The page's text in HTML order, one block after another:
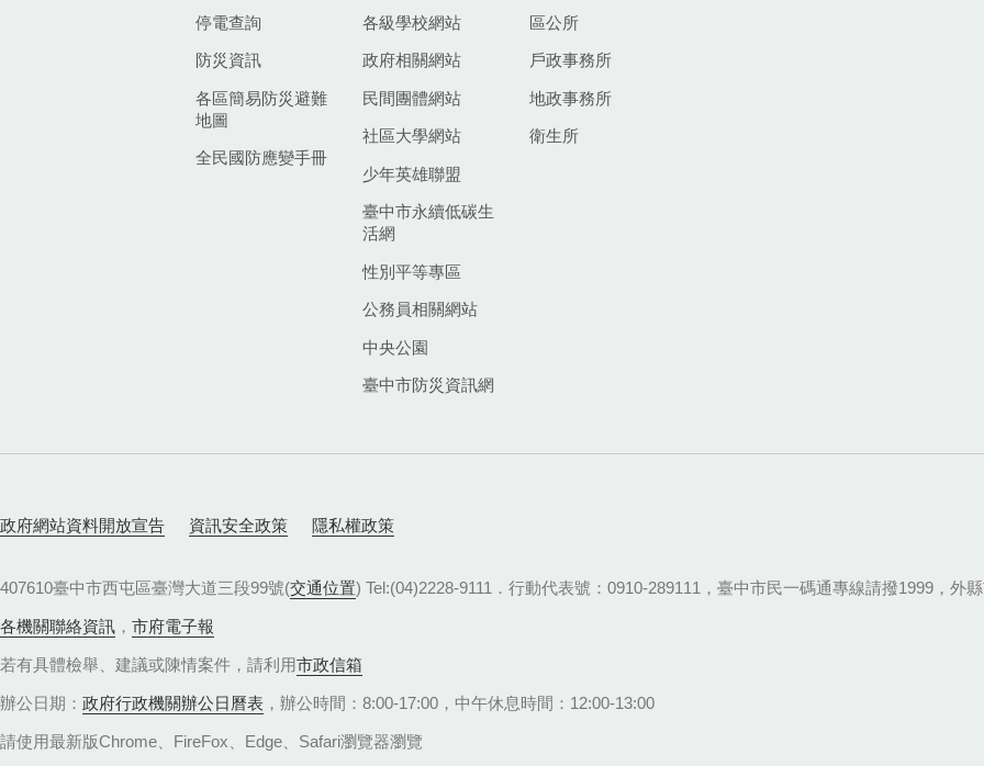
停電查詢
防災資訊
各區簡易防災避難
地圖
全民國防應變手冊
各級學校網站
政府相關網站
民間團體網站
社區大學網站
少年英雄聯盟
臺中市永續低碳生
活網
性別平等專區
公務員相關網站
中央公園
臺中市防災資訊網
區公所
戶政事務所
地政事務所
衛生所
政府網站資料開放宣告 資訊安全政策 隱私權政策
407610臺中市西屯區臺灣大道三段99號(交通位置) Tel:(04)2228-9111．行動代表號：0910-289111，臺中市民一碼通專線請撥1999，外
各機關聯絡資訊 ， 市府電子報
若有具體檢舉、建議或陳情案件，請利用市政信箱
辦公日期： 政府行政機關辦公日曆表 ，辦公時間：8:00-17:00，中午休息時間：12:00-13:00
請使用最新版Chrome、FireFox、Edge、Safari瀏覽器瀏覽